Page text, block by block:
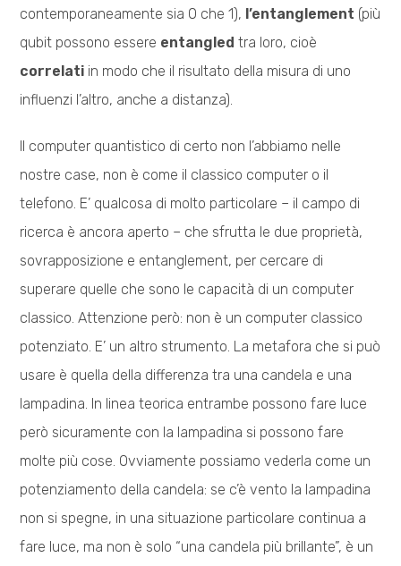
contemporaneamente sia 0 che 1), l’entanglement (più
qubit possono essere entangledtra loro, cioè
correlati in modo che il risultato della misura di uno
influenzi l’altro, anche a distanza).
Il computer quantistico di certo non l’abbiamo nelle
nostre case, non è come il classico computer o il
telefono. E’ qualcosa di molto particolare – il campo di
ricerca è ancora aperto – che sfrutta le due proprietà,
sovrapposizione e entanglement, per cercare di
superare quelle che sono le capacità di un computer
classico. Attenzione però: non è un computer classico
potenziato. E’ un altro strumento. La metafora che si può
usare è quella della differenza tra una candela e una
lampadina. In linea teorica entrambe possono fare luce
però sicuramente con la lampadina si possono fare
molte più cose. Ovviamente possiamo vederla come un
potenziamento della candela: se c’è vento la lampadina
non si spegne, in una situazione particolare continua a
fare luce, ma non è solo “una candela più brillante”, è un